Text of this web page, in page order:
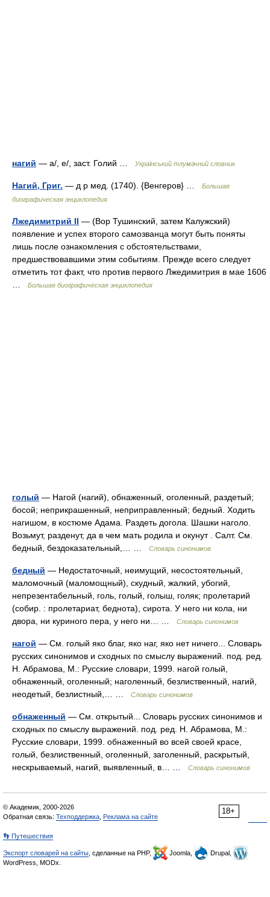
нагий — а/, е/, заст. Голий … Український тлумачний словник
Нагий, Григ. — д р мед. (1740). {Венгеров} …
Большая
биографическая энциклопедия
Лжедимитрий II — (Вор Тушинский, затем Калужский)
появление и успех второго самозванца могут быть поняты
лишь после ознакомления с обстоятельствами,
предшествовавшими этим событиям. Прежде всего следует
отметить тот факт, что против первого Лжедимитрия в мае 1606
Большая биографическая энциклопедия
голый — Нагой (нагий), обнаженный, оголенный, раздетый;
босой; неприкрашенный, неприправленный; бедный. Ходить
нагишом, в костюме Адама. Раздеть догола. Шашки наголо.
Возьмут, разденут, да в чем мать родила и окунут . Салт. См.
бедный, бездоказательный,… …
Словарь синонимов
бедный — Недостаточный, неимущий, несостоятельный,
маломочный (маломощный), скудный, жалкий, убогий,
непрезентабельный, голь, голый, голыш, голяк; пролетарий
(собир. : пролетариат, беднота), сирота. У него ни кола, ни
двора, ни куриного пера, у него ни… …
Словарь синонимов
нагой — См. голый яко благ, яко наг, яко нет ничего... Словарь
русских синонимов и сходных по смыслу выражений. под. ред.
Н. Абрамова, М.: Русские словари, 1999. нагой голый,
обнаженный, оголенный; наголенный, безлиственный, нагий,
неодетый, безлистный,… …
Словарь синонимов
обнаженный — См. открытый... Словарь русских синонимов и
сходных по смыслу выражений. под. ред. Н. Абрамова, М.:
Русские словари, 1999. обнаженный во всей своей красе,
голый, безлиственный, оголенный, заголенный, раскрытый,
нескрываемый, нагий, выявленный, в… …
Словарь синонимов
18+
© Академик, 2000-2026
Обратная связь: Техподдержка Реклама на сайте
👣 Путешествия
Экспорт словарей на сайты , сделанные на PHP, Joomla,
Drupal,
WordPress, MODx.